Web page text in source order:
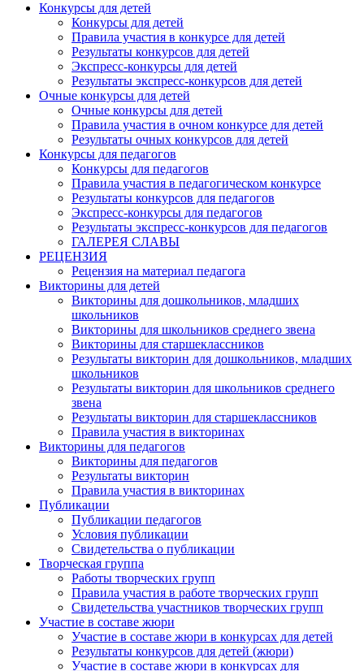
Конкурсы для детей
Конкурсы для детей
Правила участия в конкурсе для детей
Результаты конкурсов для детей
Экспресс-конкурсы для детей
Результаты экспресс-конкурсов для детей
Очные конкурсы для детей
Очные конкурсы для детей
Правила участия в очном конкурсе для детей
Результаты очных конкурсов для детей
Конкурсы для педагогов
Конкурсы для педагогов
Правила участия в педагогическом конкурсе
Результаты конкурсов для педагогов
Экспресс-конкурсы для педагогов
Результаты экспресс-конкурсов для педагогов
ГАЛЕРЕЯ СЛАВЫ
РЕЦЕНЗИЯ
Рецензия на материал педагога
Викторины для детей
Викторины для дошкольников, младших
школьников
Викторины для школьников среднего звена
Викторины для старшеклассников
Результаты викторин для дошкольников, младших
школьников
Результаты викторин для школьников среднего
звена
Результаты викторин для старшеклассников
Правила участия в викторинах
Викторины для педагогов
Викторины для педагогов
Результаты викторин
Правила участия в викторинах
Публикации
Публикации педагогов
Условия публикации
Свидетельства о публикации
Творческая группа
Работы творческих групп
Правила участия в работе творческих групп
Свидетельства участников творческих групп
Участие в составе жюри
Участие в составе жюри в конкурсах для детей
Результаты конкурсов для детей (жюри)
Участие в составе жюри в конкурсах для